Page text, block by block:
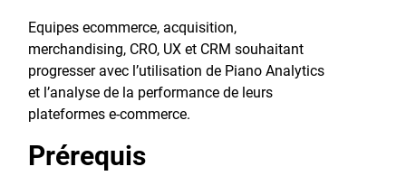
Equipes ecommerce, acquisition,
merchandising, CRO, UX et CRM souhaitant
progresser avec l’utilisation de Piano Analytics
et l’analyse de la performance de leurs
plateformes e-commerce.
Prérequis